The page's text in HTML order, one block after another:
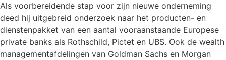
Als voorbereidende stap voor zijn nieuwe onderneming
deed hij uitgebreid onderzoek naar het producten- en
dienstenpakket van een aantal vooraanstaande Europese
private banks als Rothschild, Pictet en UBS. Ook de wealth
managementafdelingen van Goldman Sachs en Morgan